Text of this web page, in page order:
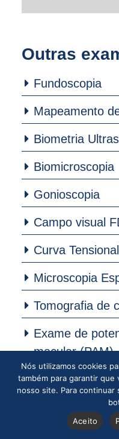
Tire
Outras
Fundoscopia
Mapeamento
Biometria
Biomicroscopia
Gonioscopia
Campo visual
Curva
Microscopia
Tomografia de
Exame de
macular (PAM)
Paquimetria
Retinografia
Nós utilizamos cookies
também para garantir que
nosso site. Para continuar
Aceito